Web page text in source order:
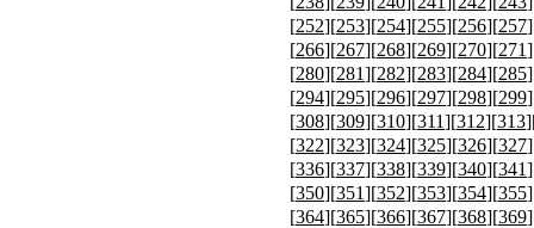
[252][253][254][255][256][257
[266][267][268][269][270][271
[280][281][282][283][284][285
[294][295][296][297][298][299
[308][309][310][311][312][313
[322][323][324][325][326][327
[336][337][338][339][340][341
[350][351][352][353][354][355
[364][365][366][367][368][369